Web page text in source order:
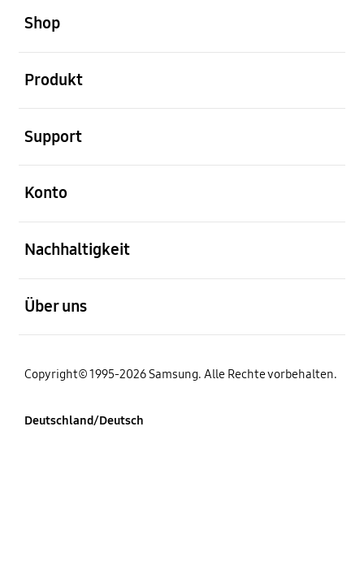
Shop
Produkt
Support
Konto
Nachhaltigkeit
Über uns
Copyright© 1995-2026 Samsung. Alle Rechte vorbehalten.
Deutschland/Deutsch